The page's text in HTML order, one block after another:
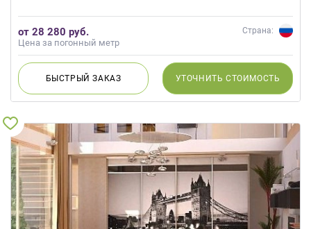
от 28 280 руб.
Цена за погонный метр
Страна:
БЫСТРЫЙЗАКАЗ УТОЧНИТЬ СТОИМОСТЬ